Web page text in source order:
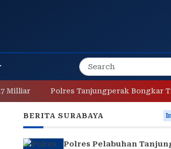
Polres Tanjungperak Bongkar Tiga
BERITA SURABAYA
Polres Pelabuhan